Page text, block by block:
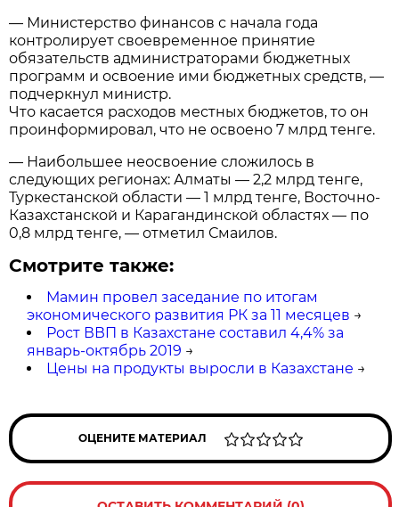
— Министерство финансов с начала года
контролирует своевременное принятие
обязательств администраторами бюджетных
программ и освоение ими бюджетных средств, —
подчеркнул министр.
Что касается расходов местных бюджетов, то он
проинформировал, что не освоено 7 млрд тенге.
— Наибольшее неосвоение сложилось в
следующих регионах: Алматы — 2,2 млрд тенге,
Туркестанской области — 1 млрд тенге, Восточно-
Казахстанской и Карагандинской областях — по
0,8 млрд тенге, — отметил Смаилов.
Смотрите также:
Мамин провел заседание по итогам
экономического развития РК за 11 месяцев →
Рост ВВП в Казахстане составил 4,4% за
январь-октябрь 2019 →
Цены на продукты выросли в Казахстане →
ОЦЕНИТЕ МАТЕРИАЛ